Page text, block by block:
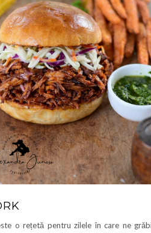
o rețetă pentru zilele în care ne